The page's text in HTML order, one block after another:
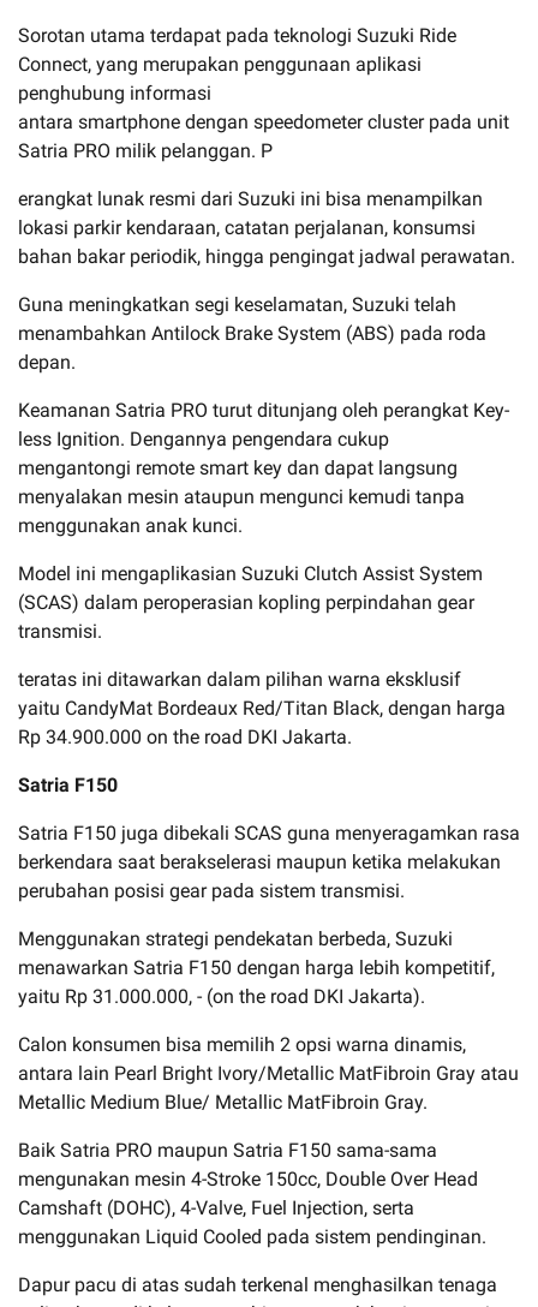
Sorotan utama terdapat pada teknologi Suzuki Ride
Connect, yang merupakan penggunaan aplikasi
penghubung informasi
antara smartphone dengan speedometer cluster pada unit
Satria PRO milik pelanggan. P
erangkat lunak resmi dari Suzuki ini bisa menampilkan
lokasi parkir kendaraan, catatan perjalanan, konsumsi
bahan bakar periodik, hingga pengingat jadwal perawatan.
Guna meningkatkan segi keselamatan, Suzuki telah
menambahkan Antilock Brake System (ABS) pada roda
depan.
Keamanan Satria PRO turut ditunjang oleh perangkat Key-
less Ignition. Dengannya pengendara cukup
mengantongi remote smart key dan dapat langsung
menyalakan mesin ataupun mengunci kemudi tanpa
menggunakan anak kunci.
Model ini mengaplikasian Suzuki Clutch Assist System
(SCAS) dalam peroperasian kopling perpindahan gear
transmisi.
teratas ini ditawarkan dalam pilihan warna eksklusif
yaitu CandyMat Bordeaux Red/Titan Black, dengan harga
Rp 34.900.000 on the road DKI Jakarta.
Satria F150
Satria F150 juga dibekali SCAS guna menyeragamkan rasa
berkendara saat berakselerasi maupun ketika melakukan
perubahan posisi gear pada sistem transmisi.
Menggunakan strategi pendekatan berbeda, Suzuki
menawarkan Satria F150 dengan harga lebih kompetitif,
yaitu Rp 31.000.000, - (on the road DKI Jakarta).
Calon konsumen bisa memilih 2 opsi warna dinamis,
antara lain Pearl Bright Ivory/Metallic MatFibroin Gray atau
Metallic Medium Blue/ Metallic MatFibroin Gray.
Baik Satria PRO maupun Satria F150 sama-sama
mengunakan mesin 4-Stroke 150cc, Double Over Head
Camshaft (DOHC), 4-Valve, Fuel Injection, serta
menggunakan Liquid Cooled pada sistem pendinginan.
Dapur pacu di atas sudah terkenal menghasilkan tenaga